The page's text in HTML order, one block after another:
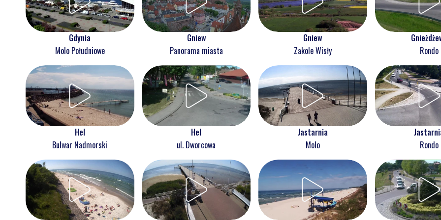
Gdynia
Molo Południowe
Gniew
Panorama miasta
Gniew
Zakole Wisły
Rondo
Hel
Bulwar Nadmorski
Hel
ul. Dworcowa
Jastarnia
Molo
Rondo